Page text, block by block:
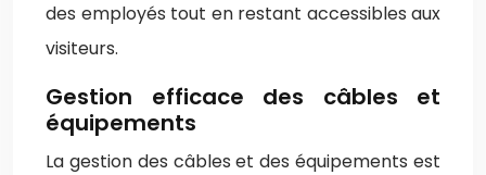
des employés tout en restant accessibles aux
visiteurs.
Gestion efficace des câbles et
équipements
La gestion des câbles et des équipements est